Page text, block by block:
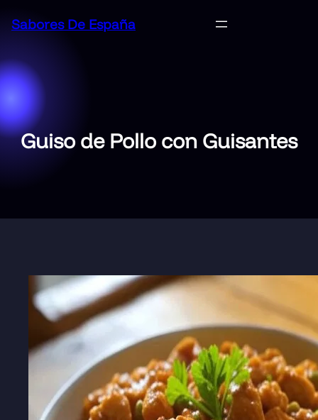
Sabores De España
Guiso de Pollo con Guisantes